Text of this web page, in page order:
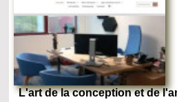
L'art de la conception et de